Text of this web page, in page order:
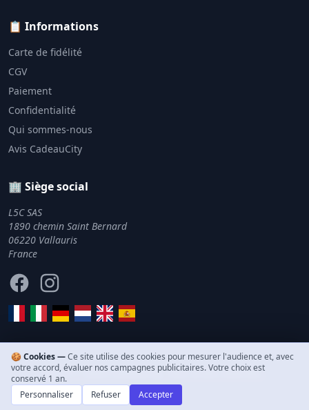
📋 Informations
Carte de fidélité
CGV
Paiement
Confidentialité
Qui sommes-nous
Avis CadeauCity
🏢 Siège social
L5C SAS
1890 chemin Saint Bernard
06220 Vallauris
France
FacebookInstagram
© 2011–2026 CadeauCity. Tous droits réservés.
🍪 Cookies —Ce site utilise des cookies pour mesurer l'audience et, avec
votre accord, évaluer nos campagnes publicitaires. Votre choix est
conservé 1 an.
Personnaliser
Refuser Accepter